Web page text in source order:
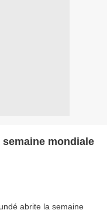
mondiale